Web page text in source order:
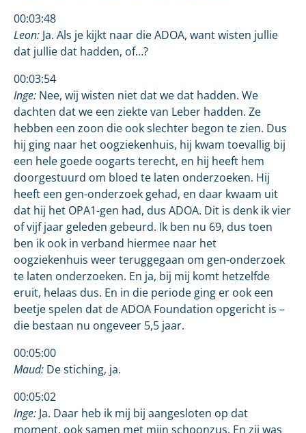
00:03:48
Leon: Ja. Als je kijkt naar die ADOA, want wisten jullie
dat jullie dat hadden, of…?
00:03:54
Inge: Nee, wij wisten niet dat we dat hadden. We
dachten dat we een ziekte van Leber hadden. Ze
hebben een zoon die ook slechter begon te zien. Dus
hij ging naar het oogziekenhuis, hij kwam toevallig bij
een hele goede oogarts terecht, en hij heeft hem
doorgestuurd om bloed te laten onderzoeken. Hij
heeft een gen-onderzoek gehad, en daar kwaam uit
dat hij het OPA1-gen had, dus ADOA. Dit is denk ik vier
of vijf jaar geleden gebeurd. Ik ben nu 69, dus toen
ben ik ook in verband hiermee naar het
oogziekenhuis weer teruggegaan om gen-onderzoek
te laten onderzoeken. En ja, bij mij komt hetzelfde
eruit, helaas dus. En in die periode ging er ook een
beetje spelen dat de ADOA Foundation opgericht is –
die bestaan nu ongeveer 5,5 jaar.
00:05:00
Maud: De stiching, ja.
00:05:02
Inge: Ja. Daar heb ik mij bij aangesloten op dat
moment, ook samen met mijn schoonzus. En zij was